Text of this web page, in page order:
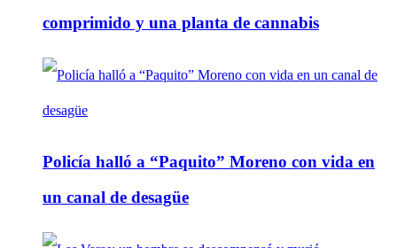
comprimido y una planta de cannabis
Policía halló a “Paquito” Moreno con vida en
un canal de desagüe